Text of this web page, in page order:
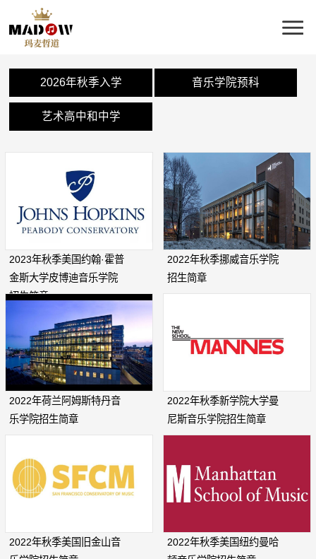
2026年秋季入学 音乐学院预科
艺术高中和中学
2023年秋季美国约翰·霍普
金斯大学皮博迪音乐学院
招生简章
2022年秋季挪威音乐学院
招生简章
2022年荷兰阿姆斯特丹音
乐学院招生简章
2022年秋季新学院大学曼
尼斯音乐学院招生简章
2022年秋季美国旧金山音
2022年秋季美国纽约曼哈